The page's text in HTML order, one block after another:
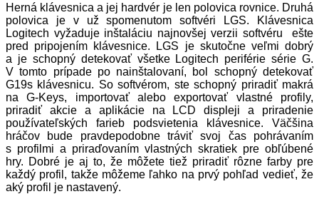
Herná klávesnica a jej hardvér je len polovica rovnice. Druhá
polovica je v už spomenutom softvéri LGS. Klávesnica
Logitech vyžaduje inštaláciu najnovšej verzii softvéru ešte
pred pripojením klávesnice. LGS je skutočne veľmi dobrý
a je schopný detekovať všetke Logitech periférie série G.
V tomto prípade po nainštalovaní, bol schopný detekovať
G19s klávesnicu. So softvérom, ste schopný priradiť makrá
na G-Keys, importovať alebo exportovať vlastné profily,
priradiť akcie a aplikácie na LCD displeji a priradenie
používateľských farieb podsvietenia klávesnice. Väčšina
hráčov bude pravdepodobne tráviť svoj čas pohrávaním
s profilmi a priraďovaním vlastných skratiek pre obľúbené
hry. Dobré je aj to, že môžete tiež priradiť rôzne farby pre
každý profil, takže môžeme ľahko na prvý pohľad vedieť, že
aký profil je nastavený.